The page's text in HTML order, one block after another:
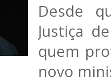
Desde
Justiça
quem
novo